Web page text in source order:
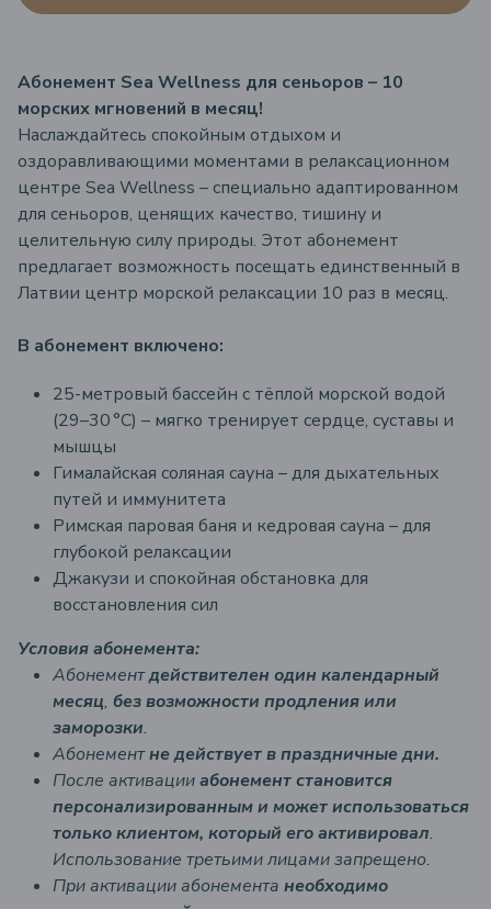
Абонемент Sea Wellness для сеньоров – 10
морских мгновений в месяц!
Наслаждайтесь спокойным отдыхом и
оздоравливающими моментами в релаксационном
центре Sea Wellness – специально адаптированном
для сеньоров, ценящих качество, тишину и
целительную силу природы. Этот абонемент
предлагает возможность посещать единственный в
Латвии центр морской релаксации 10 раз в месяц.
В абонемент включено:
25-метровый бассейн с тёплой морской водой
(29–30 °C) – мягко тренирует сердце, суставы и
мышцы
Гималайская соляная сауна – для дыхательных
путей и иммунитета
Римская паровая баня и кедровая сауна – для
глубокой релаксации
Джакузи и спокойная обстановка для
восстановления сил
Условия абонемента:
Абонементдействителен один календарный
месяц, без возможности продления или
заморозки.
Абонементне действует в праздничные дни.
После активацииабонемент становится
персонализированным и может использоваться
только клиентом, который его активировал.
Использование третьими лицами запрещено.
При активации абонемента необходимо